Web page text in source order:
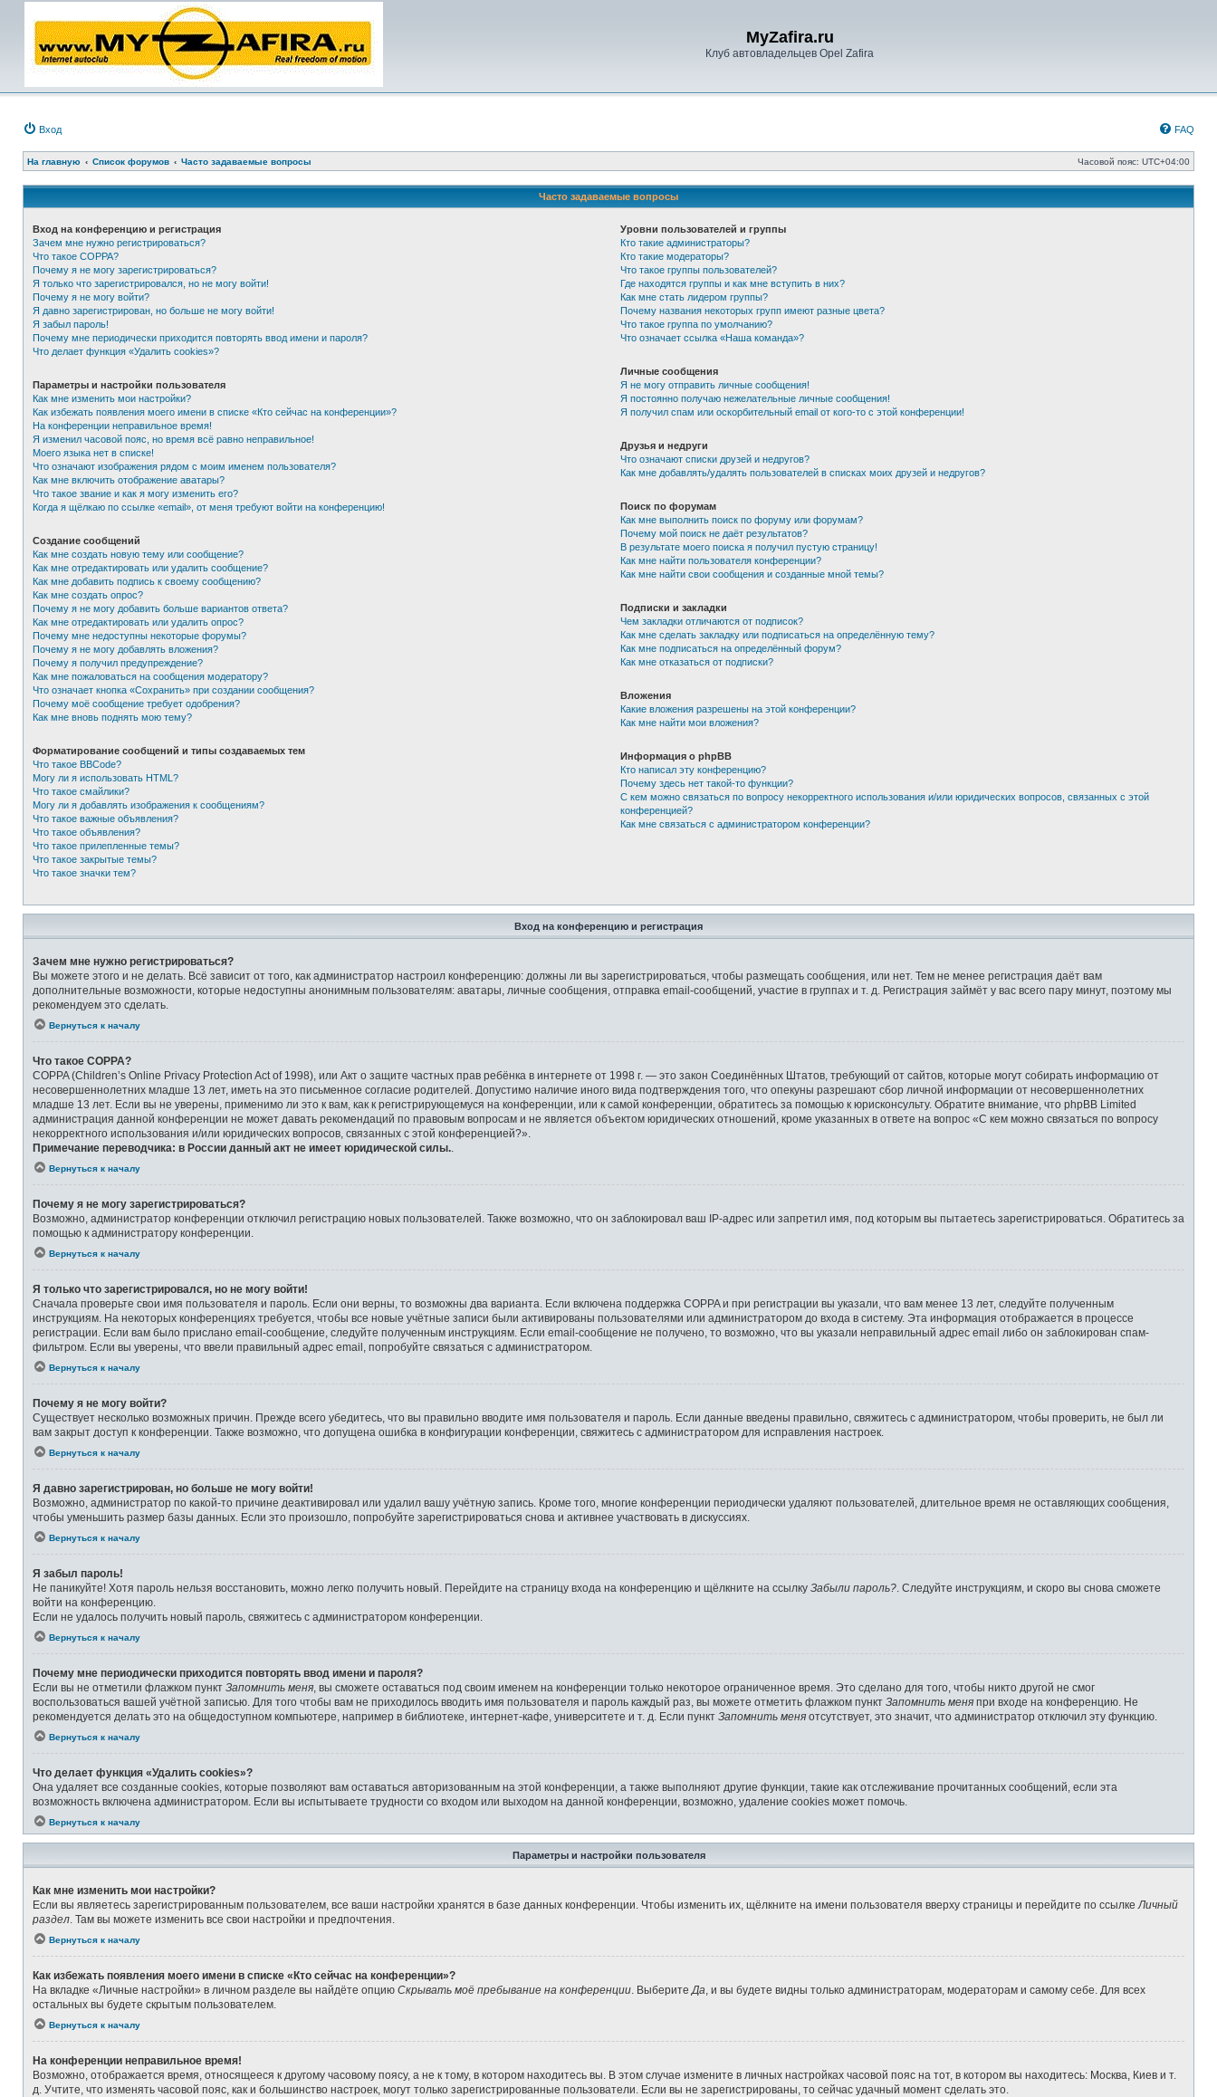
MyZafira.ru
Клуб автовладельцев Opel Zafira
Вход FAQ
На главную Список форумов Часто задаваемые вопросы Часовой пояс: UTC+04:00
Часто задаваемые вопросы
Вход на конференцию и регистрация
Зачем мне нужно регистрироваться?
Что такое COPPA?
Почему я не могу зарегистрироваться?
Я только что зарегистрировался, но не могу войти!
Почему я не могу войти?
Я давно зарегистрирован, но больше не могу войти!
Я забыл пароль!
Почему мне периодически приходится повторять ввод имени и пароля?
Что делает функция «Удалить cookies»?
Параметры и настройки пользователя
Как мне изменить мои настройки?
Как избежать появления моего имени в списке «Кто сейчас на конференции»?
На конференции неправильное время!
Я изменил часовой пояс, но время всё равно неправильное!
Моего языка нет в списке!
Что означают изображения рядом с моим именем пользователя?
Как мне включить отображение аватары?
Что такое звание и как я могу изменить его?
Когда я щёлкаю по ссылке «email», от меня требуют войти на конференцию!
Создание сообщений
Как мне создать новую тему или сообщение?
Как мне отредактировать или удалить сообщение?
Как мне добавить подпись к своему сообщению?
Как мне создать опрос?
Почему я не могу добавить больше вариантов ответа?
Как мне отредактировать или удалить опрос?
Почему мне недоступны некоторые форумы?
Почему я не могу добавлять вложения?
Почему я получил предупреждение?
Как мне пожаловаться на сообщения модератору?
Что означает кнопка «Сохранить» при создании сообщения?
Почему моё сообщение требует одобрения?
Как мне вновь поднять мою тему?
Форматирование сообщений и типы создаваемых тем
Что такое BBCode?
Могу ли я использовать HTML?
Что такое смайлики?
Могу ли я добавлять изображения к сообщениям?
Что такое важные объявления?
Что такое объявления?
Что такое прилепленные темы?
Что такое закрытые темы?
Что такое значки тем?
Уровни пользователей и группы
Кто такие администраторы?
Кто такие модераторы?
Что такое группы пользователей?
Где находятся группы и как мне вступить в них?
Как мне стать лидером группы?
Почему названия некоторых групп имеют разные цвета?
Что такое группа по умолчанию?
Что означает ссылка «Наша команда»?
Личные сообщения
Я не могу отправить личные сообщения!
Я постоянно получаю нежелательные личные сообщения!
Я получил спам или оскорбительный email от кого-то с этой конференции!
Друзья и недруги
Что означают списки друзей и недругов?
Как мне добавлять/удалять пользователей в списках моих друзей и недругов?
Поиск по форумам
Как мне выполнить поиск по форуму или форумам?
Почему мой поиск не даёт результатов?
В результате моего поиска я получил пустую страницу!
Как мне найти пользователя конференции?
Как мне найти свои сообщения и созданные мной темы?
Подписки и закладки
Чем закладки отличаются от подписок?
Как мне сделать закладку или подписаться на определённую тему?
Как мне подписаться на определённый форум?
Как мне отказаться от подписки?
Вложения
Какие вложения разрешены на этой конференции?
Как мне найти мои вложения?
Информация о phpBB
Кто написал эту конференцию?
Почему здесь нет такой-то функции?
С кем можно связаться по вопросу некорректного использования и/или юридических вопросов, связанных с этой
конференцией?
Как мне связаться с администратором конференции?
Вход на конференцию и регистрация
Зачем мне нужно регистрироваться?
Вы можете этого и не делать. Всё зависит от того, как администратор настроил конференцию: должны ли вы зарегистрироваться, чтобы размещать сообщения, или нет. Тем не менее регистрация даёт вам
дополнительные возможности, которые недоступны анонимным пользователям: аватары, личные сообщения, отправка email-сообщений, участие в группах и т. д. Регистрация займёт у вас всего пару минут, поэтому мы
рекомендуем это сделать.
Вернуться к началу
Что такое COPPA?
COPPA (Children’s Online Privacy Protection Act of 1998), или Акт о защите частных прав ребёнка в интернете от 1998 г. — это закон Соединённых Штатов, требующий от сайтов, которые могут собирать информацию от
несовершеннолетних младше 13 лет, иметь на это письменное согласие родителей. Допустимо наличие иного вида подтверждения того, что опекуны разрешают сбор личной информации от несовершеннолетних
младше 13 лет. Если вы не уверены, применимо ли это к вам, как к регистрирующемуся на конференции, или к самой конференции, обратитесь за помощью к юрисконсульту. Обратите внимание, что phpBB Limited
администрация данной конференции не может давать рекомендаций по правовым вопросам и не является объектом юридических отношений, кроме указанных в ответе на вопрос «С кем можно связаться по вопросу
некорректного использования и/или юридических вопросов, связанных с этой конференцией?».
Примечание переводчика: в России данный акт не имеет юридической силы.
Вернуться к началу
Почему я не могу зарегистрироваться?
Возможно, администратор конференции отключил регистрацию новых пользователей. Также возможно, что он заблокировал ваш IP-адрес или запретил имя, под которым вы пытаетесь зарегистрироваться. Обратитесь за
помощью к администратору конференции.
Вернуться к началу
Я только что зарегистрировался, но не могу войти!
Сначала проверьте свои имя пользователя и пароль. Если они верны, то возможны два варианта. Если включена поддержка COPPA и при регистрации вы указали, что вам менее 13 лет, следуйте полученным
инструкциям. На некоторых конференциях требуется, чтобы все новые учётные записи были активированы пользователями или администратором до входа в систему. Эта информация отображается в процессе
регистрации. Если вам было прислано email-сообщение, следуйте полученным инструкциям. Если email-сообщение не получено, то возможно, что вы указали неправильный адрес email либо он заблокирован спам-
фильтром. Если вы уверены, что ввели правильный адрес email, попробуйте связаться с администратором.
Вернуться к началу
Почему я не могу войти?
Существует несколько возможных причин. Прежде всего убедитесь, что вы правильно вводите имя пользователя и пароль. Если данные введены правильно, свяжитесь с администратором, чтобы проверить, не был ли
вам закрыт доступ к конференции. Также возможно, что допущена ошибка в конфигурации конференции, свяжитесь с администратором для исправления настроек.
Вернуться к началу
Я давно зарегистрирован, но больше не могу войти!
Возможно, администратор по какой-то причине деактивировал или удалил вашу учётную запись. Кроме того, многие конференции периодически удаляют пользователей, длительное время не оставляющих сообщения,
чтобы уменьшить размер базы данных. Если это произошло, попробуйте зарегистрироваться снова и активнее участвовать в дискуссиях.
Вернуться к началу
Я забыл пароль!
Не паникуйте! Хотя пароль нельзя восстановить, можно легко получить новый. Перейдите на страницу входа на конференцию и щёлкните на ссылку Забыли пароль? . Следуйте инструкциям, и скоро вы снова сможете
войти на конференцию.
Если не удалось получить новый пароль, свяжитесь с администратором конференции.
Вернуться к началу
Почему мне периодически приходится повторять ввод имени и пароля?
Если вы не отметили флажком пункт Запомнить меня , вы сможете оставаться под своим именем на конференции только некоторое ограниченное время. Это сделано для того, чтобы никто другой не смог
воспользоваться вашей учётной записью. Для того чтобы вам не приходилось вводить имя пользователя и пароль каждый раз, вы можете отметить флажком пункт Запомнить меня при входе на конференцию. Не
рекомендуется делать это на общедоступном компьютере, например в библиотеке, интернет-кафе, университете и т. д. Если пункт Запомнить меня отсутствует, это значит, что администратор отключил эту функцию.
Вернуться к началу
Что делает функция «Удалить cookies»?
Она удаляет все созданные cookies, которые позволяют вам оставаться авторизованным на этой конференции, а также выполняют другие функции, такие как отслеживание прочитанных сообщений, если эта
возможность включена администратором. Если вы испытываете трудности со входом или выходом на данной конференции, возможно, удаление cookies может помочь.
Вернуться к началу
Параметры и настройки пользователя
Как мне изменить мои настройки?
Если вы являетесь зарегистрированным пользователем, все ваши настройки хранятся в базе данных конференции. Чтобы изменить их, щёлкните на имени пользователя вверху страницы и перейдите по ссылке Личный
раздел . Там вы можете изменить все свои настройки и предпочтения.
Вернуться к началу
Как избежать появления моего имени в списке «Кто сейчас на конференции»?
На вкладке «Личные настройки» в личном разделе вы найдёте опцию Скрывать моё пребывание на конференции . Выберите Да , и вы будете видны только администраторам, модераторам и самому себе. Для всех
остальных вы будете скрытым пользователем.
Вернуться к началу
На конференции неправильное время!
Возможно, отображается время, относящееся к другому часовому поясу, а не к тому, в котором находитесь вы. В этом случае измените в личных настройках часовой пояс на тот, в котором вы находитесь: Москва, Киев и т.
д. Учтите, что изменять часовой пояс, как и большинство настроек, могут только зарегистрированные пользователи. Если вы не зарегистрированы, то сейчас удачный момент сделать это.